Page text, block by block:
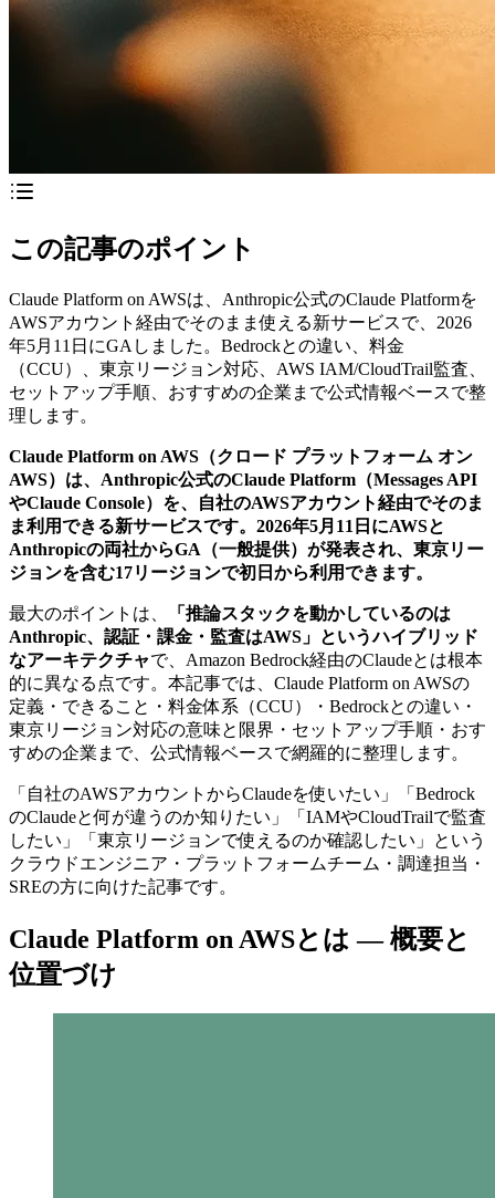
この記事のポイント
Claude Platform on AWSは、Anthropic公式のClaude Platformを
AWSアカウント経由でそのまま使える新サービスで、2026
年5月11日にGAしました。Bedrockとの違い、料金
（CCU）、東京リージョン対応、AWS IAM/CloudTrail監査、
セットアップ手順、おすすめの企業まで公式情報ベースで整
理します。
Claude Platform on AWS（クロード プラットフォーム オン
AWS）は、Anthropic公式のClaude Platform（Messages API
やClaude Console）を、自社のAWSアカウント経由でそのま
ま利用できる新サービスです。2026年5月11日にAWSと
Anthropicの両社からGA（一般提供）が発表され、東京リー
ジョンを含む17リージョンで初日から利用できます。
最大のポイントは、
「推論スタックを動かしているのは
Anthropic、認証・課金・監査はAWS」というハイブリッド
なアーキテクチャで、Amazon Bedrock経由のClaudeとは根本
的に異なる点です。本記事では、Claude Platform on AWSの
定義・できること・料金体系（CCU）・Bedrockとの違い・
東京リージョン対応の意味と限界・セットアップ手順・おす
すめの企業まで、公式情報ベースで網羅的に整理します。
「自社のAWSアカウントからClaudeを使いたい」「Bedrock
のClaudeと何が違うのか知りたい」「IAMやCloudTrailで監査
したい」「東京リージョンで使えるのか確認したい」という
クラウドエンジニア・プラットフォームチーム・調達担当・
SREの方に向けた記事です。
Claude Platform on AWSとは — 概要と
位置づけ